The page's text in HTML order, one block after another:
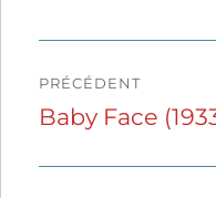
de
PRÉCÉDENT
Publication
Baby Face